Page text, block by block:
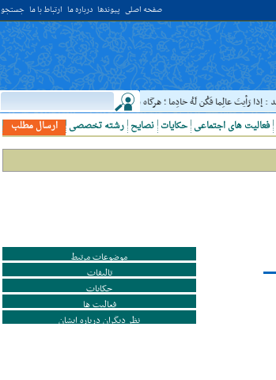
صفحه اصلی پیوندها درباره ما ارتباط با ما جستجو
عالِما فَکُن لَهُ خادِما ؛ هرگاه دانشمندى ديدى، به او خدمت کن. ( غررالحکم ح ۴۰۴۴ )
ارسال مطلب
رشته تخصصی نصایح حکایات فعالیت های اجتماعی
موضوعات مرتبط
تالیفات
حکایات
فعالیت ها
نظر دیگران درباره ایشان